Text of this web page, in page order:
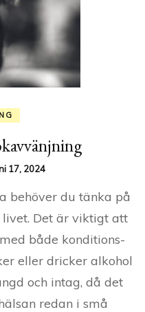
17, 2024
behöver du tänka på
Det är viktigt att
både konditions-
eller dricker alkohol
och intag, då det
redan i små